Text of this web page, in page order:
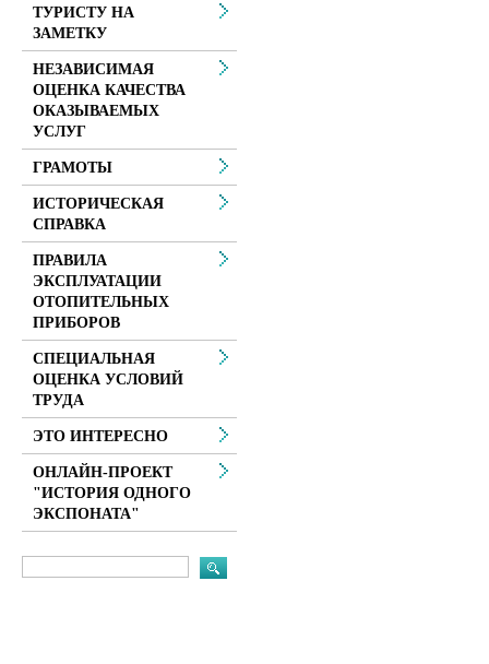
ТУРИСТУ НА
ЗАМЕТКУ
НЕЗАВИСИМАЯ
ОЦЕНКА КАЧЕСТВА
ОКАЗЫВАЕМЫХ
УСЛУГ
ГРАМОТЫ
ИСТОРИЧЕСКАЯ
СПРАВКА
ПРАВИЛА
ЭКСПЛУАТАЦИИ
ОТОПИТЕЛЬНЫХ
ПРИБОРОВ
СПЕЦИАЛЬНАЯ
ОЦЕНКА УСЛОВИЙ
ТРУДА
ЭТО ИНТЕРЕСНО
ОНЛАЙН-ПРОЕКТ
"ИСТОРИЯ ОДНОГО
ЭКСПОНАТА"